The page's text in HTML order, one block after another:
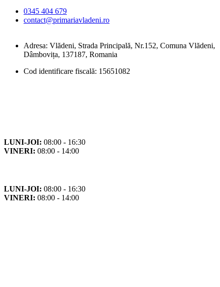
0345 404 679
contact@primariavladeni.ro
Adresa: Vlădeni, Strada Principală, Nr.152, Comuna Vlădeni,
Dâmbovița, 137187, Romania
Cod identificare fiscală: 15651082
LUNI-JOI: 08:00 - 16:30
VINERI: 08:00 - 14:00
LUNI-JOI: 08:00 - 16:30
VINERI: 08:00 - 14:00